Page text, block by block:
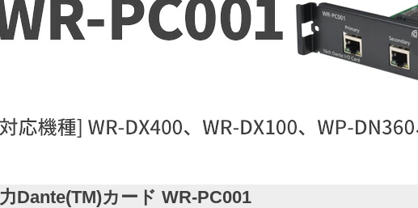
Dante(TM)カード WR-PC001